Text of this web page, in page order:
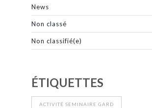
News
Non classé
Non classifié(e)
ÉTIQUETTES
ACTIVITÉ SEMINAIRE GARD